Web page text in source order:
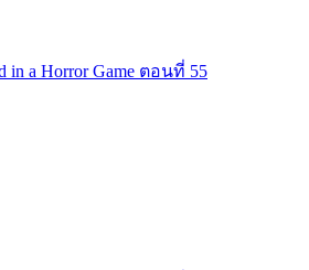
in a Horror Game ตอนที่ 55